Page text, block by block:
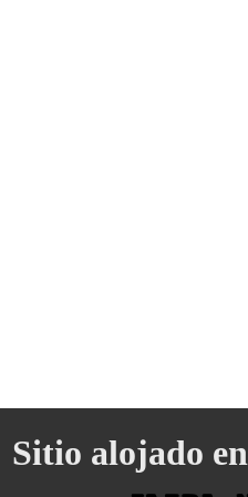
Sitio alojado en